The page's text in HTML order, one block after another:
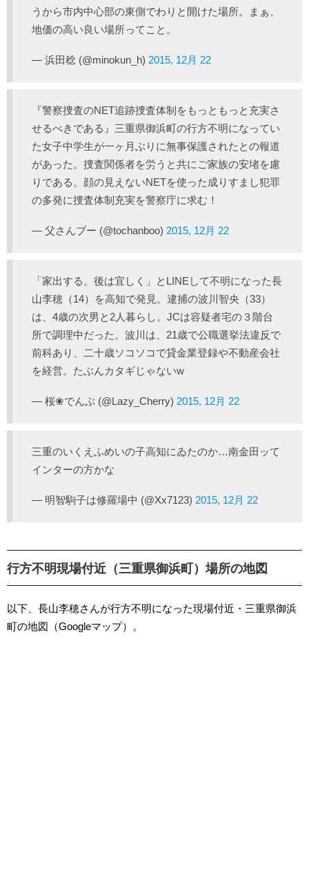
うから市内中心部の東側でわりと開けた場所。まぁ、
地価の高い良い場所ってこと。
— 浜田稔 (@minokun_h) 2015, 12月 22
『警察捜査のNET追跡捜査体制をもっともっと充実さ
せるべきである』三重県御浜町の行方不明になってい
た女子中学生が一ヶ月ぶりに無事保護されたとの報道
があった。捜査関係者を労うと共にご家族の安堵を慮
りである。顔の見えないNETを使った成りすまし犯罪
の多発に捜査体制充実を警察庁に求む！
— 父さんブー (@tochanboo) 2015, 12月 22
「家出する。後は宜しく」とLINEして不明になった長
山李穂（14）を高知で発見。逮捕の波川智央（33）
は、4歳の次男と2人暮らし。JCは容疑者宅の３階台
所で調理中だった。波川は、21歳で公職選挙法違反で
前科あり、二十歳ソコソコで貸金業登録や不動産会社
を経営。たぶんカタギじゃないw
— 桜❀でんぶ (@Lazy_Cherry) 2015, 12月 22
三重のいくえふめいの子高知にゐたのか…南金田ッて
インターの方かな
— 明智駒子は修羅場中 (@Xx7123) 2015, 12月 22
行方不明現場付近（三重県御浜町）場所の地図
以下、長山李穂さんが行方不明になった現場付近・三重県御浜
町の地図（Googleマップ）。